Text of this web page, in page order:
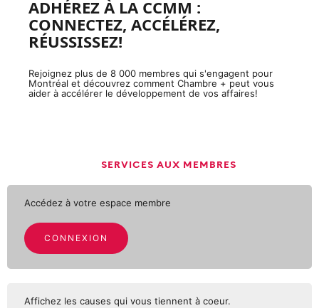
SERVICES AUX MEMBRES
Accédez à votre espace membre
CONNEXION
Affichez les causes qui vous tiennent à coeur.
ADHÉREZ À LA CCMM :
CONNECTEZ, ACCÉLÉREZ,
RÉUSSISSEZ!
Rejoignez plus de 8 000 membres qui s'engagent pour
Montréal et découvrez comment Chambre + peut vous
aider à accélérer le développement de vos affaires!